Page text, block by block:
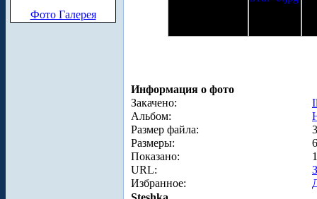
Фото Галерея
Информация о фото
Закачено:
Альбом:
Размер файла:
Размеры:
Показано:
URL:
Избранное: